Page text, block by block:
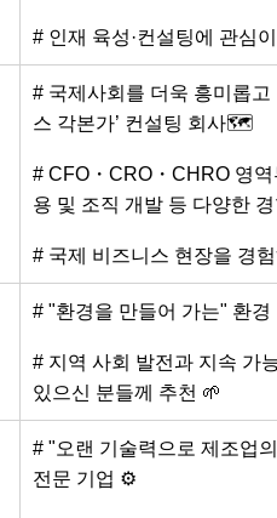
# 인재 육성·컨설팅에 관심
# 국제사회를 더욱 흥미롭고
스 각본가’ 컨설팅 회사🗺
# CFO・CRO・CHRO 영
용 및 조직 개발 등 다양한
# 국제 비즈니스 현장을 경
# "환경을 만들어 가는" 환
# 지역 사회 발전과 지속 가
있으신 분들께 추천 🌱
# "오랜 기술력으로 제조업
전문 기업 ⚙️